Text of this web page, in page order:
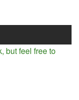
but feel free to